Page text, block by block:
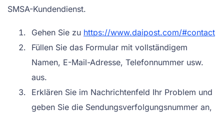
SMSA-Kundendienst.
Gehen Sie zu https://www.daipost.com/#contact
Füllen Sie das Formular mit vollständigem
Namen, E-Mail-Adresse, Telefonnummer usw.
aus.
Erklären Sie im Nachrichtenfeld Ihr Problem und
geben Sie die Sendungsverfolgungsnummer an,